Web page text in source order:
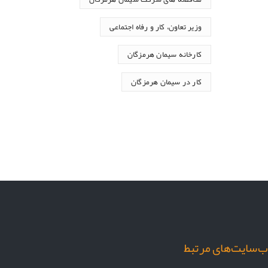
وزیر تعاون، کار و رفاه اجتماعی
کارخانه سیمان هرمزگان
کار در سیمان هرمزگان
مرتبط